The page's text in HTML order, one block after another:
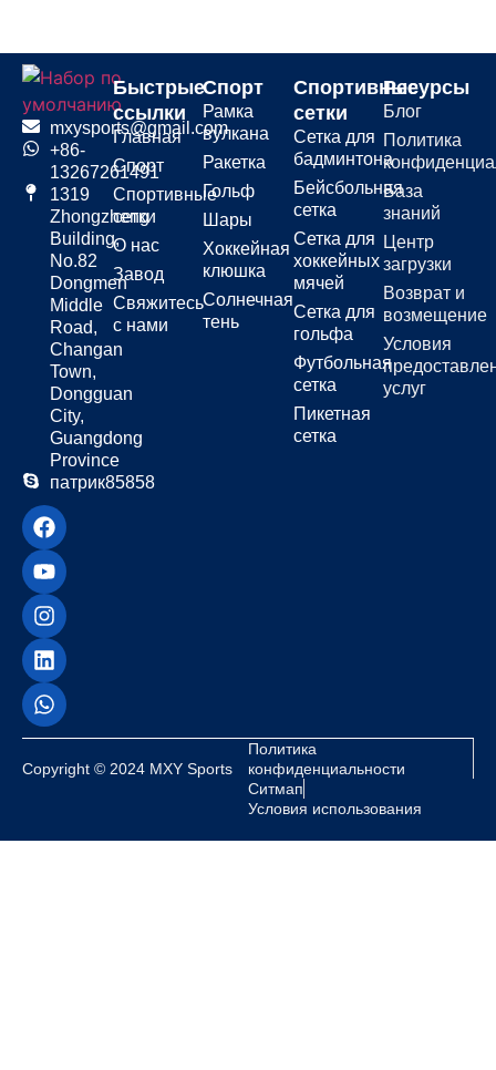
mxysports@gmail.com
+86-
13267261491
1319
Zhongzheng
Building,
No.82
Dongmen
Middle
Road,
Changan
Town,
Dongguan
City,
Guangdong
Province
патрик85858
Быстрые
ссылки
Главная
Спорт
Спортивные
сетки
О нас
Завод
Свяжитесь
с нами
Спорт
Рамка
вулкана
Ракетка
Гольф
Шары
Хоккейная
клюшка
Солнечная
тень
Спортивные
сетки
Сетка для
бадминтона
Бейсбольная
сетка
Сетка для
хоккейных
мячей
Сетка для
гольфа
Футбольная
сетка
Пикетная
сетка
Ресурсы
Блог
Политика
База
знаний
Центр
загрузки
Возврат и
возмещение
Условия
услуг
Copyright © 2024 MXY Sports
Политика
конфиденциальности
Ситмап
Условия использования